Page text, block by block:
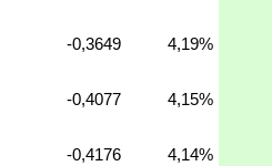
-0,3649 4,19%
-0,4077 4,15%
-0,4176 4,14%